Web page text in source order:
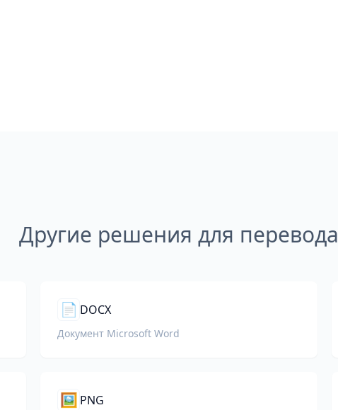
Другие решения для перевода
📄 DOCX
Документ Microsoft Word
🖼️ PNG